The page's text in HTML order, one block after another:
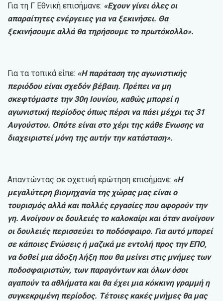
Για τη Γ Εθνική επισήμανε: «Εχουν γίνει όλες οι
απαραίτητες ενέργειες για να ξεκινήσει. Θα
ξεκινήσουμε αλλά θα τηρήσουμε το πρωτόκολλο».
Για τα τοπικά είπε: «Η παράταση της αγωνιστικής
περιόδου είναι σχεδόν βέβαιη. Πρέπει να μη
σκεφτόμαστε την 30η Ιουνίου, καθώς μπορεί η
αγωνιστική περίοδος όπως πέρσι να πάει μέχρι τις 31
Αυγούστου. Οπότε είναι στο χέρι της κάθε Ενωσης να
διαχειριστεί μόνη της αυτήν την κατάσταση».
Απαντώντας σε σχετική ερώτηση επισήμανε: «Η
μεγαλύτερη βιομηχανία της χώρας μας είναι ο
τουρισμός αλλά και πολλές εργασίες που αφορούν την
γη. Ανοίγουν οι δουλειές το καλοκαίρι και όταν ανοίγουν
οι δουλειές περισσεύει το ποδόσφαιρο. Για αυτό μπορεί
σε κάποιες Ενώσεις ή μαζικά με εντολή προς την ΕΠΟ,
να δοθεί μια άδοξη λήξη που θα μείνει στις μνήμες των
ποδοσφαιριστών, των παραγόντων και όλων όσοι
αγαπούν τα αθλήματα και θα έχει μια κόκκινη γραμμή η
συγκεκριμένη περίοδος. Τέτοιες κακές μνήμες θα μας